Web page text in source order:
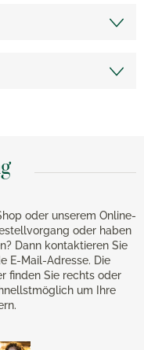
oder unserem Online-
oder haben
Dann kontaktieren Sie
E-Mail-Adresse. Die
finden Sie rechts oder
um Ihre